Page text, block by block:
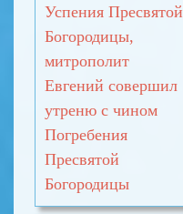
Успения Пресвятой
Богородицы,
митрополит
Евгений совершил
утреню с чином
Погребения
Пресвятой
Богородицы